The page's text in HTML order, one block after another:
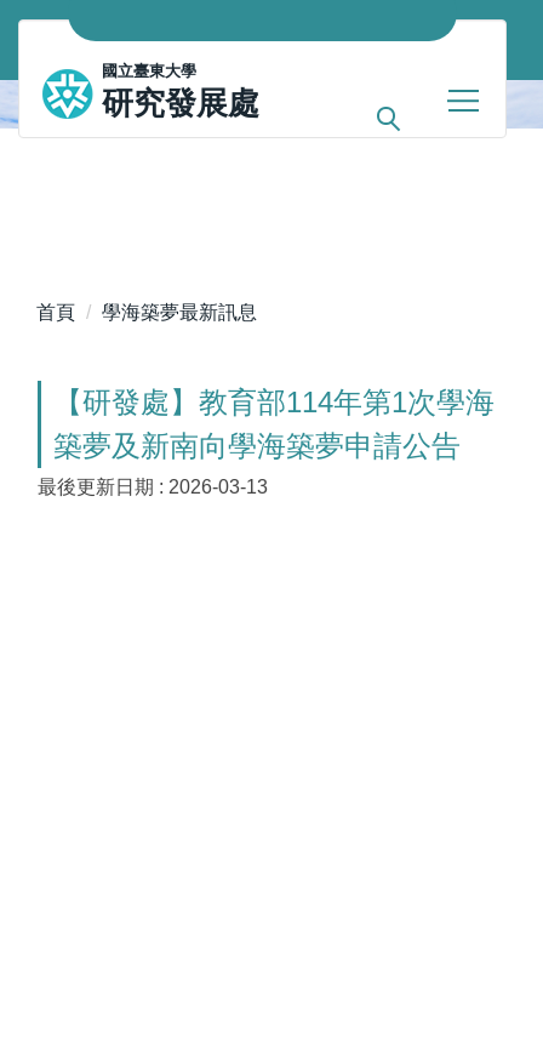
跳
主
內
國立臺東大學
研究發展處
首頁 學海築夢最新訊息
【研發處】教育部114年第1次學海
築夢及新南向學海築夢申請公告
最後更新日期 : 2026-03-13